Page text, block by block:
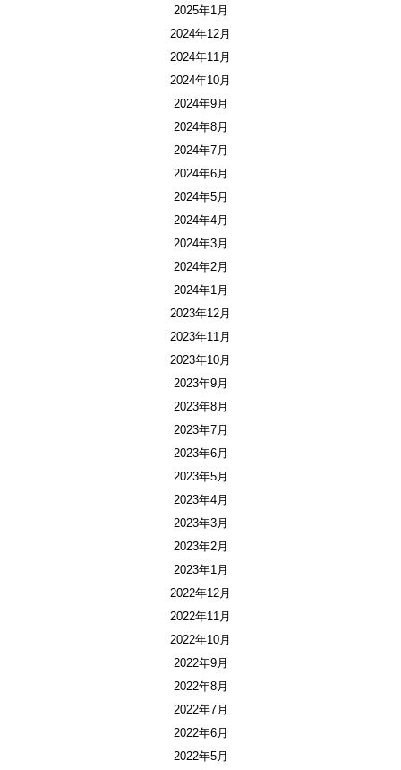
2025年1月
2024年12月
2024年11月
2024年10月
2024年9月
2024年8月
2024年7月
2024年6月
2024年5月
2024年4月
2024年3月
2024年2月
2024年1月
2023年12月
2023年11月
2023年10月
2023年9月
2023年8月
2023年7月
2023年6月
2023年5月
2023年4月
2023年3月
2023年2月
2023年1月
2022年12月
2022年11月
2022年10月
2022年9月
2022年8月
2022年7月
2022年6月
2022年5月